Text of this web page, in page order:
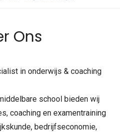
Ons
in onderwijs & coaching
school bieden wij
coaching en examentraining
bedrijfseconomie,